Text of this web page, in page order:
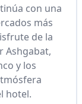
con una
más
de la
Ashgabat,
y los
hotel.